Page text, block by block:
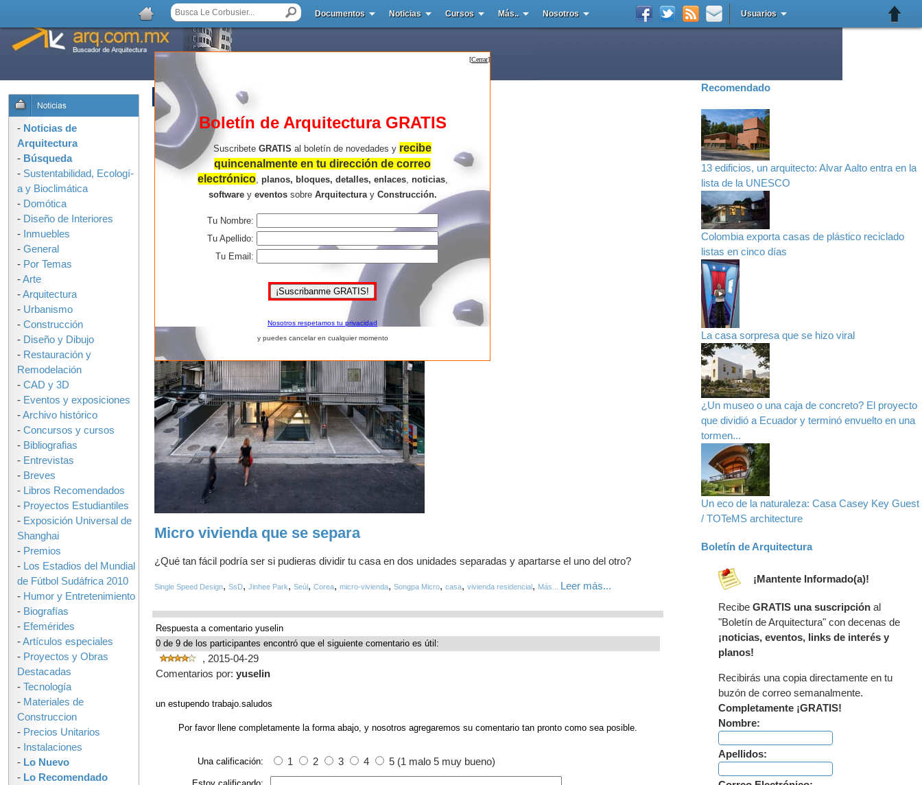
Documentos Noticias Cursos Más.. Nosotros Usuarios
AGREGAR COMENTARIO
Micro vivienda que se separa
¿Qué tan fácil podría ser si pudieras dividir tu casa en dos unidades separadas y apartarse el uno del otro?
Single Speed Design, SsD, Jinhee Park, Seúl, Corea, micro-vivienda, Songpa Micro, casa, vivienda residencial, Más... Leer más...
Respuesta a comentario yuselin
0 de 9 de los participantes encontró que el siguiente comentario es útil:
, 2015-04-29
Comentarios por: yuselin
un estupendo trabajo.saludos
Por favor llene completamente la forma abajo, y nosotros agregaremos su comentario tan pronto como sea posible.
Una calificación: 1 2 3 4 5 (1 malo 5 muy bueno)
Recomendado
13 edificios, un arquitecto: Alvar Aalto entra en la
lista de la UNESCO
Colombia exporta casas de plástico reciclado
listas en cinco días
La casa sorpresa que se hizo viral
¿Un museo o una caja de concreto? El proyecto
que dividió a Ecuador y terminó envuelto en una
tormen...
Un eco de la naturaleza: Casa Casey Key Guest
/ TOTeMS architecture
Boletín de Arquitectura
¡Mantente Informado(a)!
Recibe GRATIS una suscripción al
"Boletín de Arquitectura" con decenas de
¡noticias, eventos, links de interés y
planos!
Recibirás una copia directamente en tu
buzón de correo semanalmente.
Completamente ¡GRATIS!
Nombre:
Apellidos:
[Cerrar]
Boletín de Arquitectura GRATIS
Suscribete GRATIS al boletín de novedades y recibe
quincenalmente en tu dirección de correo
electrónico, planos, bloques, detalles, enlaces, noticias,
softwarey eventossobre Arquitecturay Construcción.
Tu Nombre:
Tu Apellido:
Tu Email:
Nosotros respetamos tu privacidad
y puedes cancelar en cualquier momento
- Noticias de
Arquitectura
- Búsqueda
- Sustentabilidad, Ecologí­
a y Bioclimática
- Domótica
- Diseño de Interiores
- Inmuebles
- General
- Por Temas
-Arte
-Arquitectura
- Urbanismo
- Construcción
- Diseño y Dibujo
- Restauración y
Remodelación
- CAD y 3D
- Eventos y exposiciones
-Archivo histórico
- Concursos y cursos
- Bibliografias
- Entrevistas
- Breves
- Libros Recomendados
- Proyectos Estudiantiles
- Exposición Universal de
Shanghai
- Premios
- Los Estadios del Mundial
de Fútbol Sudáfrica 2010
- Humor y Entretenimiento
- Biografías
- Efemérides
-Artículos especiales
- Proyectos y Obras
Destacadas
- Tecnología
- Materiales de
Construccion
- Precios Unitarios
- Instalaciones
- Lo Nuevo
- Lo Recomendado